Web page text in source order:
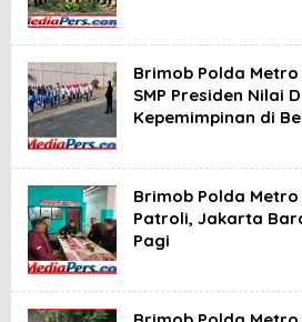
Brimob Polda
SMP Presiden Nilai
Kepemimpinan di
Brimob Polda
Patroli, Jakarta
Pagi